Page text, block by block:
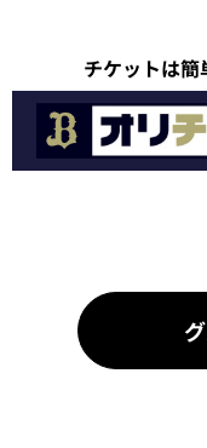
チケットは